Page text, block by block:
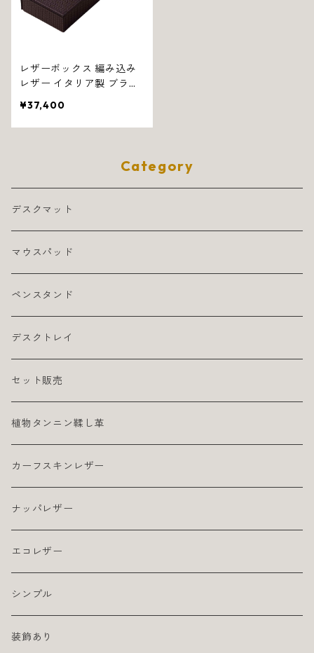
レザーボックス 編み込み
レザー イタリア製 ブラウ
¥37,400
Category
デスクマット
マウスパッド
ペンスタンド
デスクトレイ
セット販売
植物タンニン鞣し革
カーフスキンレザー
ナッパレザー
エコレザー
シンプル
装飾あり